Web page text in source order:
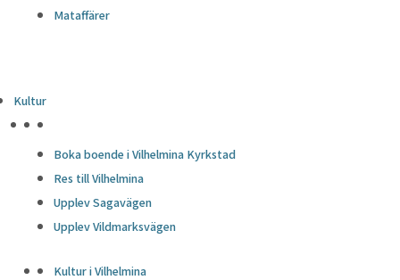
Mataffärer
Kultur
Boka boende i Vilhelmina Kyrkstad
Res till Vilhelmina
Upplev Sagavägen
Upplev Vildmarksvägen
Kultur i Vilhelmina